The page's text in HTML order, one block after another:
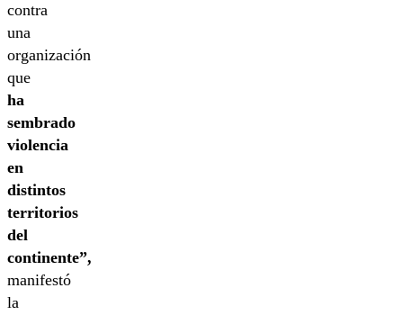
contra
una
organización
que
ha
sembrado
violencia
en
distintos
territorios
del
continente”,
manifestó
la